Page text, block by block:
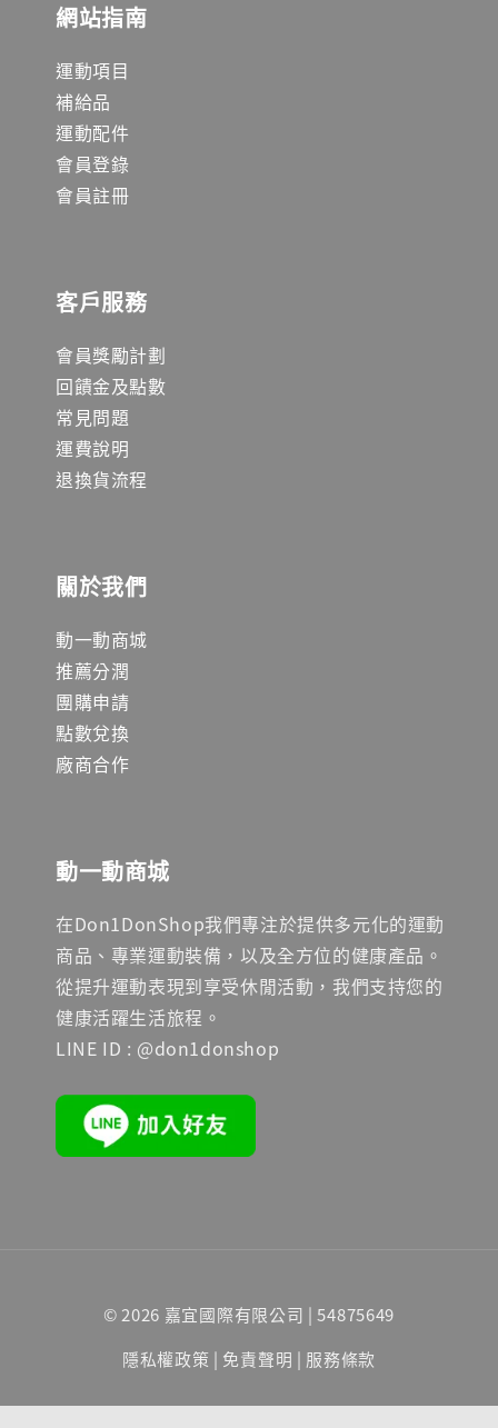
網站指南
運動項目
補給品
運動配件
會員登錄
會員註冊
客戶服務
會員獎勵計劃
回饋金及點數
常見問題
運費說明
退換貨流程
關於我們
動一動商城
推薦分潤
團購申請
點數兌換
廠商合作
動一動商城
在Don1DonShop我們專注於提供多元化的運動
商品、專業運動裝備，以及全方位的健康產品。
從提升運動表現到享受休閒活動，我們支持您的
健康活躍生活旅程。
LINE ID : @don1donshop
© 2026 嘉宜國際有限公司 | 54875649
隱私權政策 | 免責聲明 | 服務條款